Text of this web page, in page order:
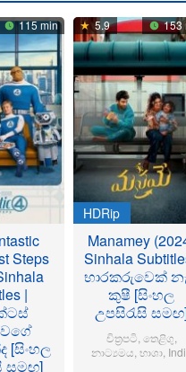
115 min
Steps
|
[සිංහල
සමඟ]
5.9 153
HDRip
Manamey
Sinhala
භාරකරුවෙක්
කුෂී [සිංහල
උපසිරැසි
චිත්‍රපටි තෙළිගු
නාට්‍යමය භාශා,